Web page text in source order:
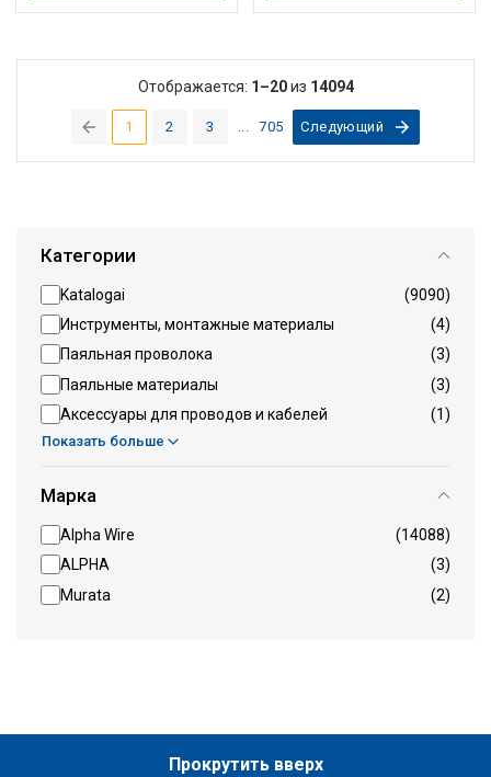
1(current)
2 3 705 Следующий
Отображается: 1–20из 14094
Категории
Katalogai
(9090)
Инструменты, монтажные материалы
(4)
Паяльная проволока
(3)
Паяльные материалы
(3)
Аксессуары для проводов и кабелей
(1)
Показать больше
Марка
Alpha Wire
(14088)
ALPHA
(3)
Murata
(2)
Прокрутить вверх